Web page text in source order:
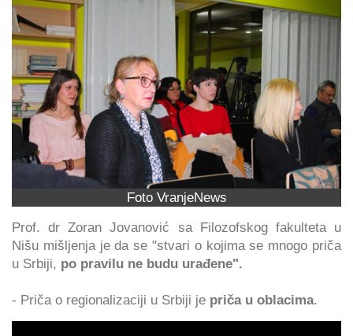
Foto VranjeNews
Prof. dr Zoran Jovanović sa Filozofskog fakulteta u
Nišu mišljenja je da se "stvari o kojima se mnogo priča
u Srbiji, po pravilu ne budu urađene".
- Priča o regionalizaciji u Srbiji je priča u oblacima.